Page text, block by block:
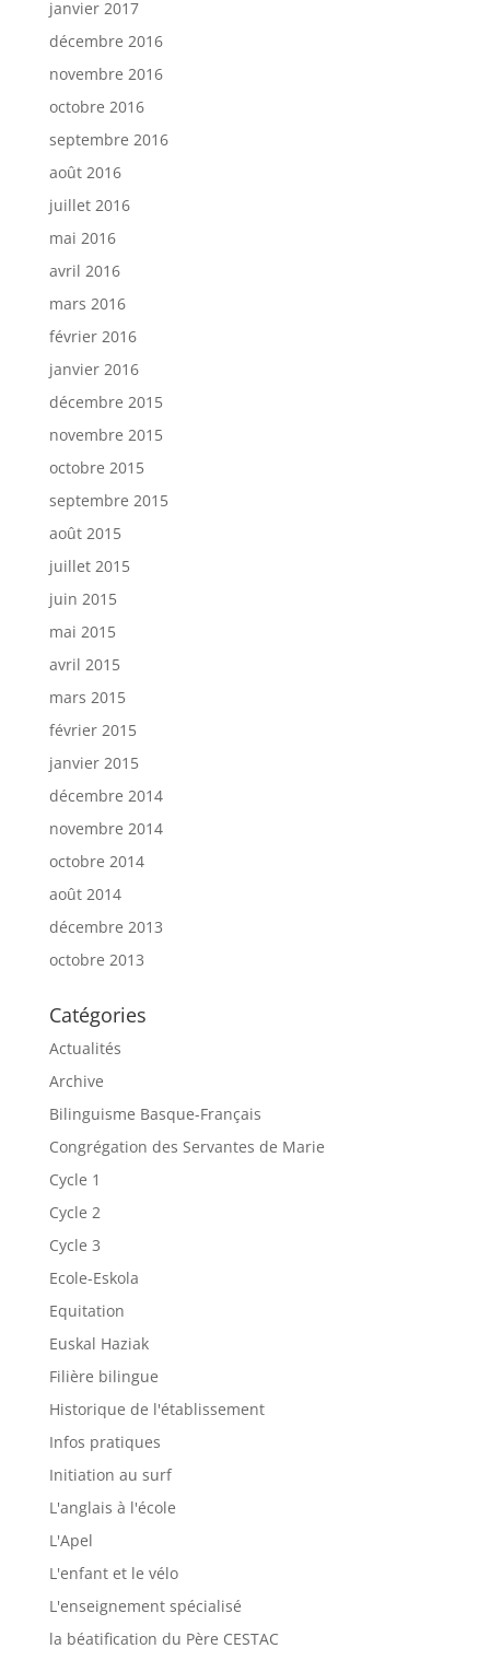
janvier 2017
décembre 2016
novembre 2016
octobre 2016
septembre 2016
août 2016
juillet 2016
mai 2016
avril 2016
mars 2016
février 2016
janvier 2016
décembre 2015
novembre 2015
octobre 2015
septembre 2015
août 2015
juillet 2015
juin 2015
mai 2015
avril 2015
mars 2015
février 2015
janvier 2015
décembre 2014
novembre 2014
octobre 2014
août 2014
décembre 2013
octobre 2013
Catégories
Actualités
Archive
Bilinguisme Basque-Français
Congrégation des Servantes de Marie
Cycle 1
Cycle 2
Cycle 3
Ecole-Eskola
Equitation
Euskal Haziak
Filière bilingue
Historique de l'établissement
Infos pratiques
Initiation au surf
L'anglais à l'école
L'Apel
L'enfant et le vélo
L'enseignement spécialisé
la béatification du Père CESTAC